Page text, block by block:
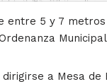
entre 5 y 7
Municipal
a Mesa de